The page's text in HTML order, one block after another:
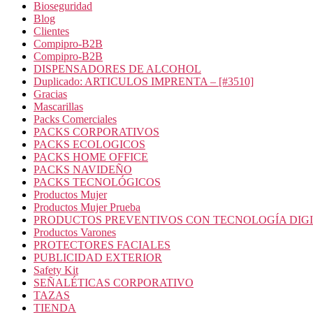
Bioseguridad
Blog
Clientes
Compipro-B2B
Compipro-B2B
DISPENSADORES DE ALCOHOL
Duplicado: ARTICULOS IMPRENTA – [#3510]
Gracias
Mascarillas
Packs Comerciales
PACKS CORPORATIVOS
PACKS ECOLOGICOS
PACKS HOME OFFICE
PACKS NAVIDEÑO
PACKS TECNOLÓGICOS
Productos Mujer
Productos Mujer Prueba
PRODUCTOS PREVENTIVOS CON TECNOLOGÍA
Productos Varones
PROTECTORES FACIALES
PUBLICIDAD EXTERIOR
Safety Kit
SEÑALÉTICAS CORPORATIVO
TAZAS
TIENDA